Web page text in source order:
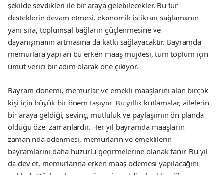
şekilde sevdikleri ile bir araya gelebilecekler. Bu tür
desteklerin devam etmesi, ekonomik istikrarı sağlamanın
yanı sıra, toplumsal bağların güçlenmesine ve
dayanışmanın artmasına da katkı sağlayacaktır. Bayramda
memurlara yapılan bu erken maaş müjdesi, tüm toplum için
umut verici bir adım olarak öne çıkıyor.
Bayram dönemi, memurlar ve emekli maaşlarını alan birçok
kişi için büyük bir önem taşıyor. Bu yıllık kutlamalar, ailelerin
bir araya geldiği, sevinç, mutluluk ve paylaşımın ön planda
olduğu özel zamanlardır. Her yıl bayramda maaşların
zamanında ödenmesi, memurların ve emeklilerin
bayramlarını daha huzurlu geçirmelerine olanak tanır. Bu yıl
da devlet, memurlarına erken maaş ödemesi yapılacağını